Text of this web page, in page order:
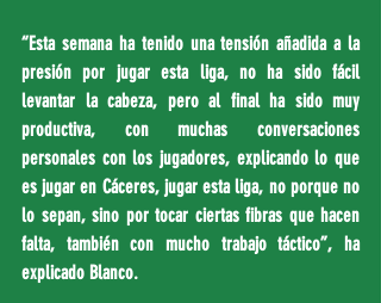
“Esta semana ha tenido una tensión añadida a la
presión por jugar esta liga, no ha sido fácil
levantar la cabeza, pero al final ha sido muy
productiva, con muchas conversaciones
personales con los jugadores, explicando lo que
es jugar en Cáceres, jugar esta liga, no porque no
lo sepan, sino por tocar ciertas fibras que hacen
falta, también con mucho trabajo táctico”, ha
explicado Blanco.